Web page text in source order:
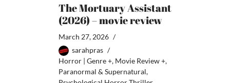
The Mortuary Assistant
(2026) – movie review
March 27, 2026
sarahpras
Horror | Genre +, Movie Review +,
Paranormal & Supernatural,